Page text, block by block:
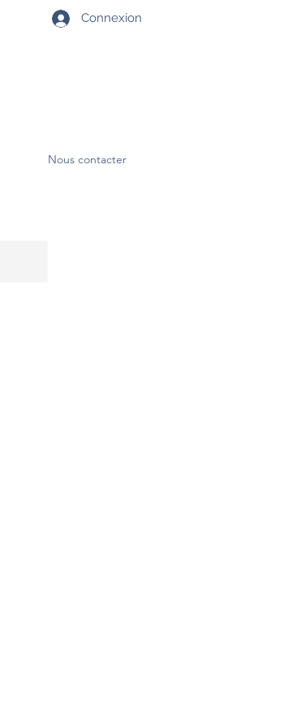
Connexion
Nous contacter